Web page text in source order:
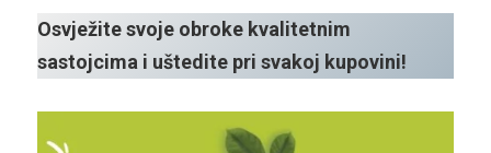
Osvježite svoje obroke kvalitetnim
sastojcima i uštedite pri svakoj kupovini!